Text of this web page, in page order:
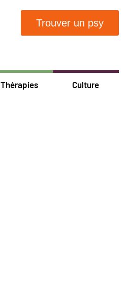
Trouver un psy
Thérapies Culture